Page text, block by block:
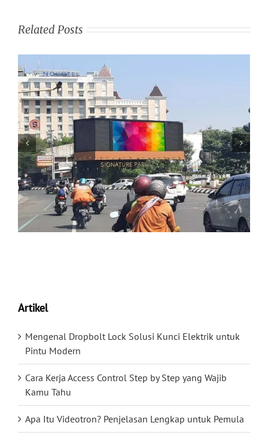
Related Posts
Artikel
Mengenal Dropbolt Lock Solusi Kunci Elektrik untuk
Pintu Modern
Cara Kerja Access Control Step by Step yang Wajib
Kamu Tahu
Apa Itu Videotron? Penjelasan Lengkap untuk Pemula